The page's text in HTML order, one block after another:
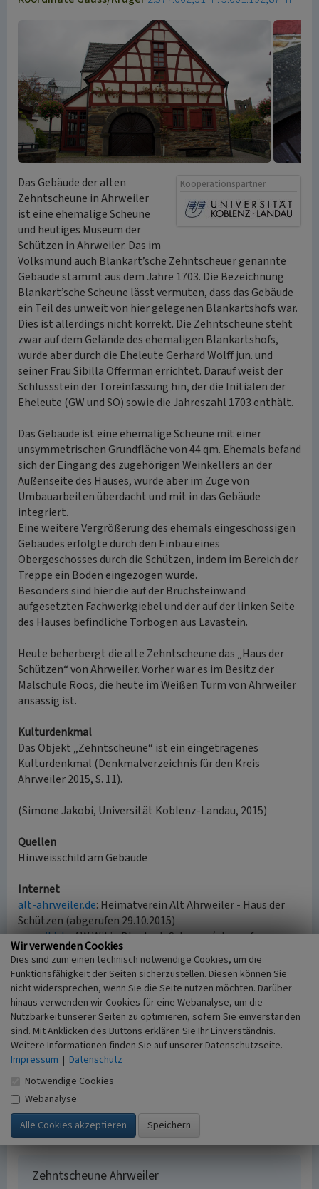
Kooperationspartner
Das Gebäude der alten
Zehntscheune in Ahrweiler
ist eine ehemalige Scheune
und heutiges Museum der
Schützen in Ahrweiler. Das im
Volksmund auch Blankart’sche Zehntscheuer genannte
Gebäude stammt aus dem Jahre 1703. Die Bezeichnung
Blankart’sche Scheune lässt vermuten, dass das Gebäude
ein Teil des unweit von hier gelegenen Blankartshofs war.
Dies ist allerdings nicht korrekt. Die Zehntscheune steht
zwar auf dem Gelände des ehemaligen Blankartshofs,
wurde aber durch die Eheleute Gerhard Wolff jun. und
seiner Frau Sibilla Offerman errichtet. Darauf weist der
Schlussstein der Toreinfassung hin, der die Initialen der
Eheleute (GW und SO) sowie die Jahreszahl 1703 enthält.
Das Gebäude ist eine ehemalige Scheune mit einer
unsymmetrischen Grundfläche von 44 qm. Ehemals befand
sich der Eingang des zugehörigen Weinkellers an der
Außenseite des Hauses, wurde aber im Zuge von
Umbauarbeiten überdacht und mit in das Gebäude
integriert.
Eine weitere Vergrößerung des ehemals eingeschossigen
Gebäudes erfolgte durch den Einbau eines
Obergeschosses durch die Schützen, indem im Bereich der
Treppe ein Boden eingezogen wurde.
Besonders sind hier die auf der Bruchsteinwand
aufgesetzten Fachwerkgiebel und der auf der linken Seite
des Hauses befindliche Torbogen aus Lavastein.
Heute beherbergt die alte Zehntscheune das „Haus der
Schützen“ von Ahrweiler. Vorher war es im Besitz der
Malschule Roos, die heute im Weißen Turm von Ahrweiler
ansässig ist.
Kulturdenkmal
Das Objekt „Zehntscheune“ ist ein eingetragenes
Kulturdenkmal (Denkmalverzeichnis für den Kreis
Ahrweiler 2015, S. 11).
(Simone Jakobi, Universität Koblenz-Landau, 2015)
Quellen
Hinweisschild am Gebäude
Internet
alt-ahrweiler.de: Heimatverein Alt Ahrweiler - Haus der
Schützen (abgerufen 29.10.2015)
aw-wiki.de: AW Wiki - Blankart-Scheune (abgerufen
29.10.2015)
Literatur
Generaldirektion Kulturelles Erbe Rheinland-Pfalz
(Hrsg.) (2023) Nachrichtliches Verzeichnis der
Kulturdenkmäler, Kreis Ahrweiler.
Denkmalverzeichnis Kreis Ahrweiler, 12. Juni 2023. S.
11, Mainz. Online verfügbar:
rlp.de/Ahrweiler
Klein, Hans Georg (2005) Ahrweiler. Düsseldorf.
Zehntscheune Ahrweiler
Wir verwenden Cookies
Dies sind zum einen technisch notwendige Cookies, um die
Funktionsfähigkeit der Seiten sicherzustellen. Diesen können Sie
nicht widersprechen, wenn Sie die Seite nutzen möchten. Darüber
hinaus verwenden wir Cookies für eine Webanalyse, um die
Nutzbarkeit unserer Seiten zu optimieren, sofern Sie einverstanden
sind. Mit Anklicken des Buttons erklären Sie Ihr Einverständnis.
Weitere Informationen finden Sie auf unserer Datenschutzseite.
Impressum | Datenschutz
Notwendige Cookies
Webanalyse